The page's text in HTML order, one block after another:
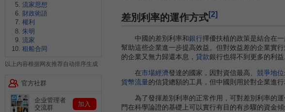
差別利率的運作方式[2]
中國的差別利率和銀行擇優扶植的政策是結合在
幫助這些企業進一步提高效益。但對效益差的企業實
的企業又無力歸還本息， 貸款銀行也得不到更多的利
在市場經濟發達的國家，因對資信最高、 競爭地位
貨幣流量的信貸總額的工具，但中國則用於對企業進
為了發揮差別利率的正常作用，可對差別利率的運
門在科學論證的基礎上可以實行有目的有步驟的資金傾
流家思想
財政術語
權利
朱明
流家
租船合同
以上内容根据网友推荐自动排序生成
官方社群
企业管理者
交流群
加入